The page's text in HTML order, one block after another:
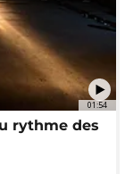
01:54
rythme des